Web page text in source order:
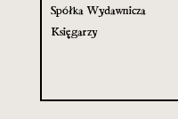
Spółka Wydawnicza
Księgarzy